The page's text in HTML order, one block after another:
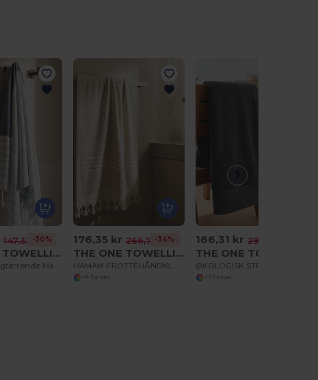
147,32 kr-30%
THE ONE TOWELLING OTHMA
176,35 kr 266,70 kr
-34%
THE ONE TOWELLING OTHTE
HAMAM-FROTTÉHÅNDKLÆDE
+4 Farver
166,31 kr 291,36 kr
+3 Farver